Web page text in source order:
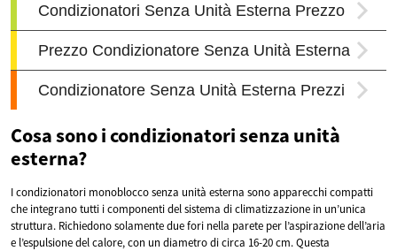
Cosa sono i condizionatori senza unità
esterna?
I condizionatori monoblocco senza unità esterna sono apparecchi compatti
che integrano tutti i componenti del sistema di climatizzazione in un’unica
struttura. Richiedono solamente due fori nella parete per l’aspirazione dell’aria
e l’espulsione del calore, con un diametro di circa 16-20 cm. Questa